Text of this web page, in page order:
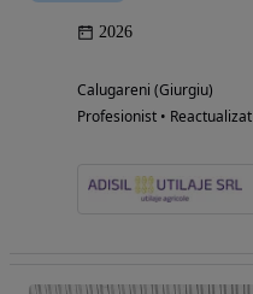
2026
Calugareni (Giurgiu)
Profesionist • Reactualizat